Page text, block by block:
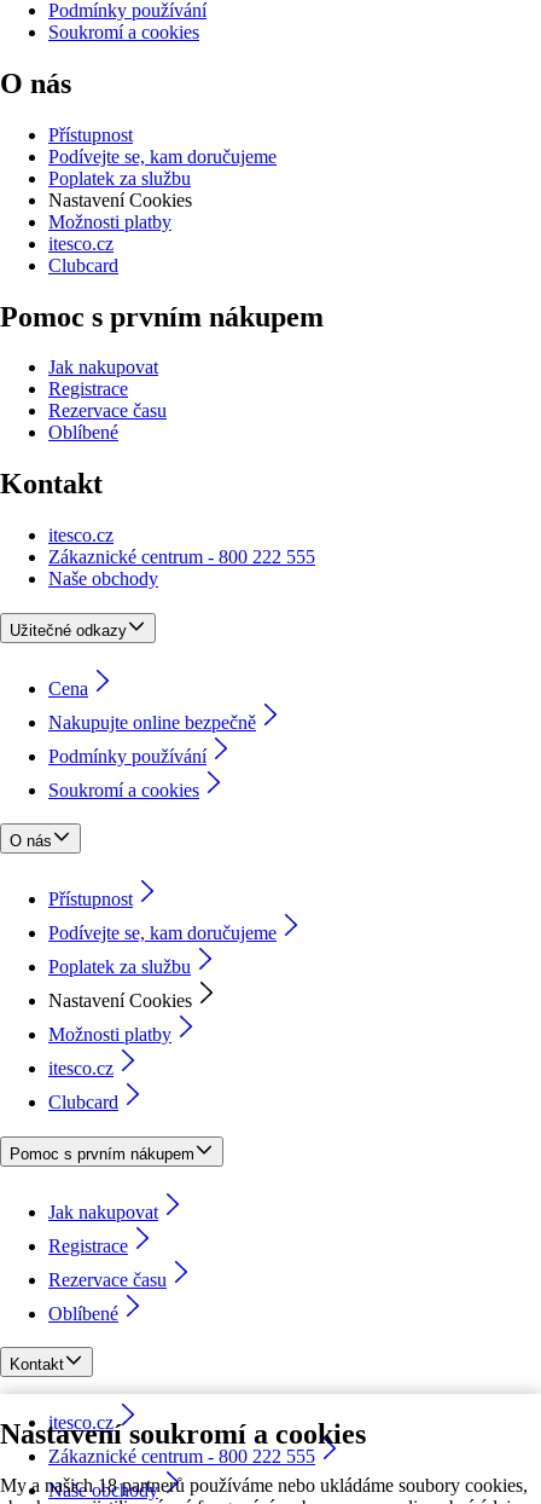
Nastavení soukromí a cookies
My a našich 18 partnerů používáme nebo ukládáme soubory cookies,
Podmínky používání
Soukromí a cookies
O nás
Přístupnost
Podívejte se, kam doručujeme
Poplatek za službu
Nastavení Cookies
Možnosti platby
itesco.cz
Clubcard
Pomoc s prvním nákupem
Jak nakupovat
Registrace
Rezervace času
Oblíbené
Kontakt
itesco.cz
Zákaznické centrum - 800 222 555
Naše obchody
Užitečné odkazy
Cena
Nakupujte online bezpečně
Podmínky používání
Soukromí a cookies
O nás
Přístupnost
Podívejte se, kam doručujeme
Poplatek za službu
Nastavení Cookies
Možnosti platby
itesco.cz
Clubcard
Pomoc s prvním nákupem
Jak nakupovat
Registrace
Rezervace času
Oblíbené
Kontakt
itesco.cz
Zákaznické centrum - 800 222 555
Naše obchody